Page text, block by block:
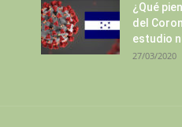
¿Qué
del
estudio
27/03/2020